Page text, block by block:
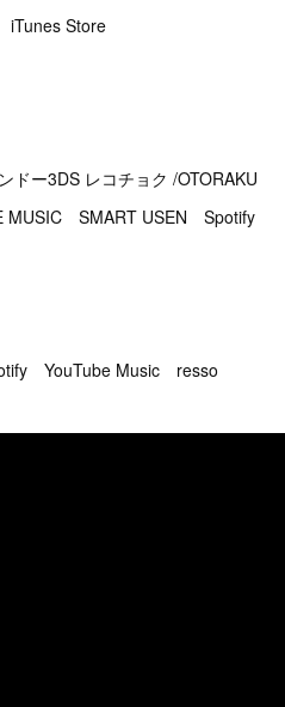
iTunes Store
ー3DS レコチョク /OTORAKU
MUSIC SMART USEN Spotify
YouTube Music resso